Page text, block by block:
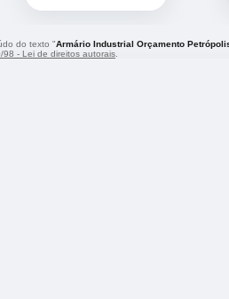
do texto "Armário Industrial Orçamento
98 - Lei de direitos autorais